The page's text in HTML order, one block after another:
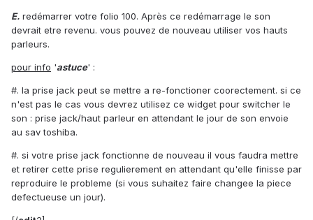
E. redémarrer votre folio 100. Après ce redémarrage le son
devrait etre revenu. vous pouvez de nouveau utiliser vos hauts
parleurs.
pour info 'astuce' :
#. la prise jack peut se mettre a re-fonctioner coorectement. si ce
n'est pas le cas vous devrez utilisez ce widget pour switcher le
son : prise jack/haut parleur en attendant le jour de son envoie
au sav toshiba.
#. si votre prise jack fonctionne de nouveau il vous faudra mettre
et retirer cette prise regulierement en attendant qu'elle finisse par
reproduire le probleme (si vous suhaitez faire changee la piece
defectueuse un jour).